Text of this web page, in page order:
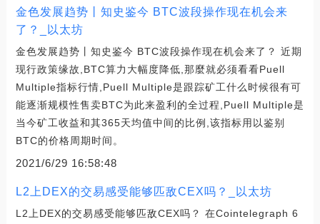
金色发展趋势丨知史鉴今 BTC波段操作现在机会来
了？_以太坊
金色发展趋势丨知史鉴今 BTC波段操作现在机会来了？ 近期
现行政策缘故,BTC算力大幅度降低,那麼就必须看看Puell
Multiple指标行情,Puell Multiple是跟踪矿工什么时候很有可
能逐渐规模性售卖BTC为此来盈利的全过程,Puell Multiple是
当今矿工收益和其365天均值中间的比例,该指标用以鉴别
BTC的价格周期时间。
2021/6/29 16:58:48
L2上DEX的交易感受能够匹敌CEX吗？_以太坊
L2上DEX的交易感受能够匹敌CEX吗？ 在Cointelegraph 6